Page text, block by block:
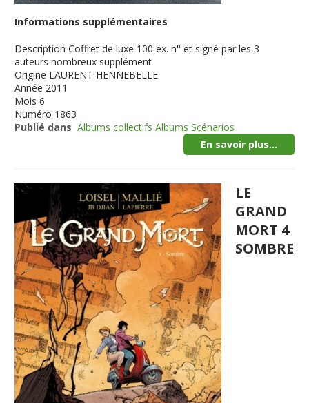
Informations supplémentaires
Description Coffret de luxe 100 ex. n° et signé par les 3
auteurs nombreux supplément
Origine LAURENT HENNEBELLE
Année 2011
Mois 6
Numéro 1863
Publié dans Albums collectifs Albums Scénarios
En savoir plus...
LE
GRAND
MORT 4
SOMBRE